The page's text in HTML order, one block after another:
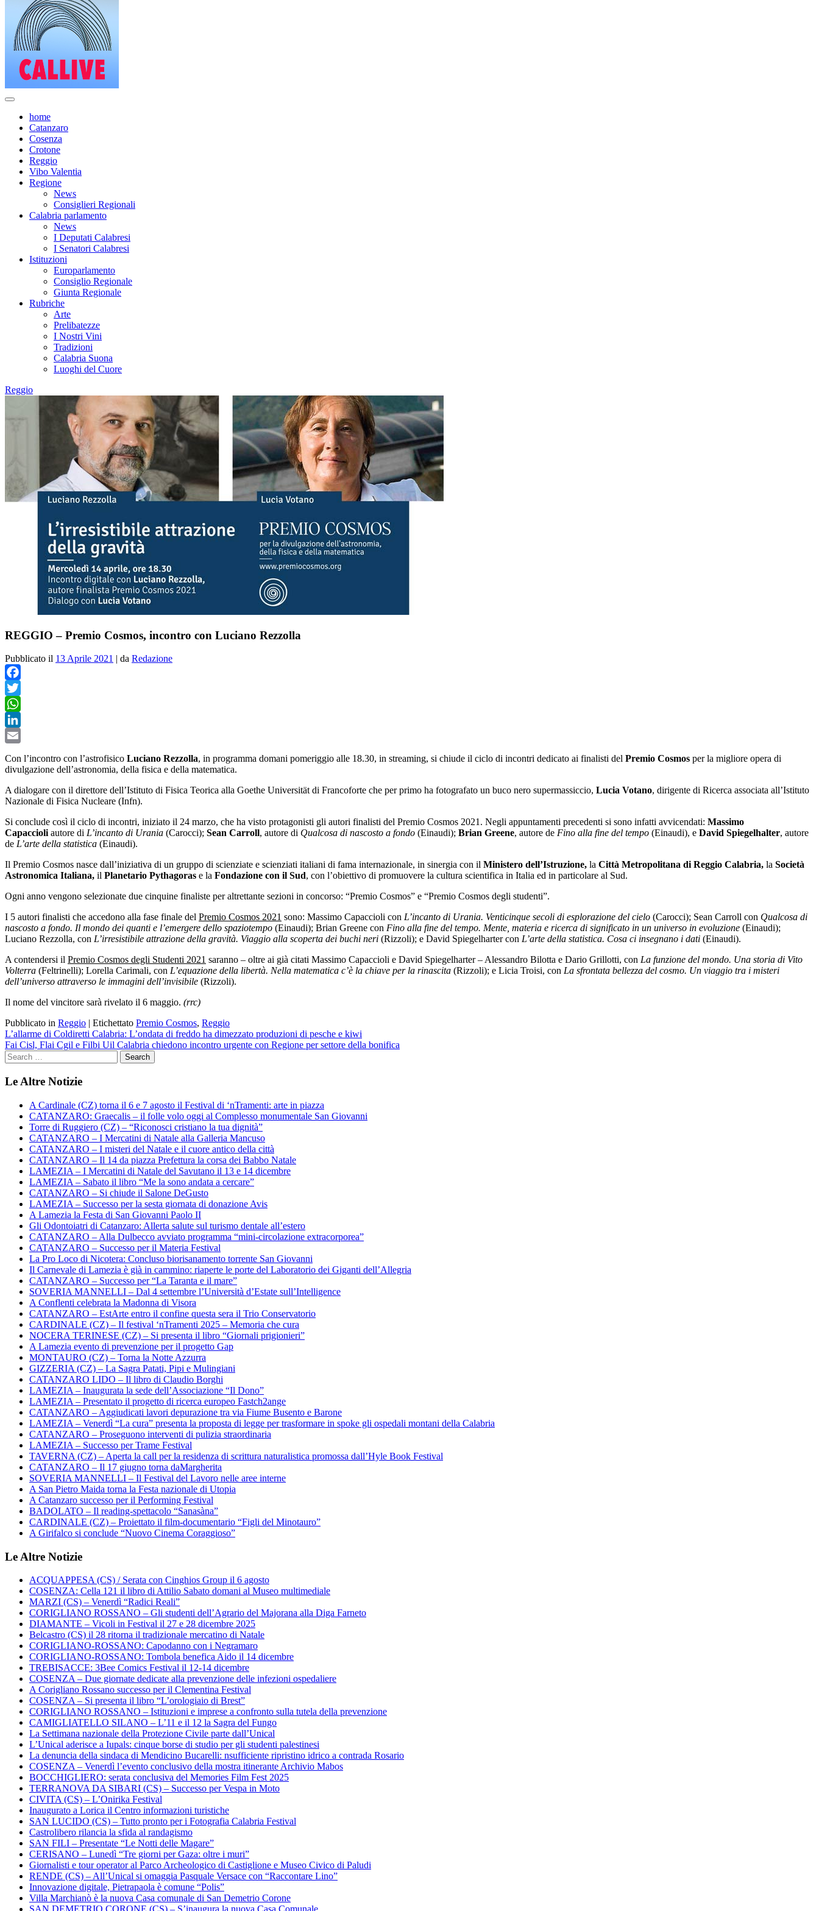
home
Catanzaro
Cosenza
Crotone
Reggio
Vibo Valentia
Regione
News
Consiglieri Regionali
Calabria parlamento
News
I Deputati Calabresi
I Senatori Calabresi
Istituzioni
Europarlamento
Consiglio Regionale
Giunta Regionale
Rubriche
Arte
Prelibatezze
I Nostri Vini
Tradizioni
Calabria Suona
Luoghi del Cuore
Reggio
REGGIO – Premio Cosmos, incontro con Luciano Rezzolla
Pubblicato il 13 Aprile 2021 | da Redazione
Facebook
Twitter
WhatsApp
LinkedIn
Con l’incontro con l’astrofisico Luciano Rezzolla, in programma domani pomeriggio alle 18.30, in streaming, si chiude il ciclo di incontri dedicato ai finalisti del Premio Cosmos per la migliore opera di
divulgazione dell’astronomia, della fisica e della matematica.
A dialogare con il direttore dell’Istituto di Fisica Teorica alla Goethe Universität di Francoforte che per primo ha fotografato un buco nero supermassiccio, Lucia Votano, dirigente di Ricerca associata all’Istituto
Nazionale di Fisica Nucleare (Infn).
Si conclude così il ciclo di incontri, iniziato il 24 marzo, che ha visto protagonisti gli autori finalisti del Premio Cosmos 2021. Negli appuntamenti precedenti si sono infatti avvicendati: Massimo
Capaccioliautore di L’incanto di Urania (Carocci); Sean Carroll, autore di Qualcosa di nascosto a fondo (Einaudi); Brian Greene, autore de Fino alla fine del tempo (Einaudi), e David Spiegelhalter, autore
de L’arte della statistica (Einaudi).
Il Premio Cosmos nasce dall’iniziativa di un gruppo di scienziate e scienziati italiani di fama internazionale, in sinergia con il Ministero dell’Istruzione, la Città Metropolitana di Reggio Calabria, la Società
Astronomica Italiana, il Planetario Pythagoras e la Fondazione con il Sud, con l’obiettivo di promuovere la cultura scientifica in Italia ed in particolare al Sud.
Ogni anno vengono selezionate due cinquine finaliste per altrettante sezioni in concorso: “Premio Cosmos” e “Premio Cosmos degli studenti”.
I 5 autori finalisti che accedono alla fase finale del Premio Cosmos 2021 sono: Massimo Capaccioli con L’incanto di Urania. Venticinque secoli di esplorazione del cielo (Carocci); Sean Carroll con Qualcosa di
nascosto a fondo. Il mondo dei quanti e l’emergere dello spaziotempo (Einaudi); Brian Greene con Fino alla fine del tempo. Mente, materia e ricerca di significato in un universo in evoluzione (Einaudi);
Luciano Rezzolla, con L’irresistibile attrazione della gravità. Viaggio alla scoperta dei buchi neri (Rizzoli); e David Spiegelharter con L’arte della statistica. Cosa ci insegnano i dati (Einaudi).
A contendersi il Premio Cosmos degli Studenti 2021 saranno – oltre ai già citati Massimo Capaccioli e David Spiegelharter – Alessandro Bilotta e Dario Grillotti, con La funzione del mondo. Una storia di Vito
Volterra (Feltrinelli); Lorella Carimali, con L’equazione della libertà. Nella matematica c’è la chiave per la rinascita (Rizzoli); e Licia Troisi, con La sfrontata bellezza del cosmo. Un viaggio tra i misteri
dell’universo attraverso le immagini dell’invisibile (Rizzoli).
Il nome del vincitore sarà rivelato il 6 maggio. (rrc)
Pubblicato in Reggio | Etichettato Premio Cosmos, Reggio
Navigazione
articoli
L’allarme di Coldiretti Calabria: L’ondata di freddo ha dimezzato produzioni di pesche e kiwi
Fai Cisl, Flai Cgil e Filbi Uil Calabria chiedono incontro urgente con Regione per settore della bonifica
Le Altre Notizie
A Cardinale (CZ) torna il 6 e 7 agosto il Festival di ‘nTramenti: arte in piazza
CATANZARO: Graecalis – il folle volo oggi al Complesso monumentale San Giovanni
Torre di Ruggiero (CZ) – “Riconosci cristiano la tua dignità”
CATANZARO – I Mercatini di Natale alla Galleria Mancuso
CATANZARO – I misteri del Natale e il cuore antico della città
CATANZARO – Il 14 da piazza Prefettura la corsa dei Babbo Natale
LAMEZIA – I Mercatini di Natale del Savutano il 13 e 14 dicembre
LAMEZIA – Sabato il libro “Me la sono andata a cercare”
CATANZARO – Si chiude il Salone DeGusto
LAMEZIA – Successo per la sesta giornata di donazione Avis
A Lamezia la Festa di San Giovanni Paolo II
Gli Odontoiatri di Catanzaro: Allerta salute sul turismo dentale all’estero
CATANZARO – Alla Dulbecco avviato programma “mini-circolazione extracorporea”
CATANZARO – Successo per il Materia Festival
La Pro Loco di Nicotera: Concluso biorisanamento torrente San Giovanni
Il Carnevale di Lamezia è già in cammino: riaperte le porte del Laboratorio dei Giganti dell’Allegria
CATANZARO – Successo per “La Taranta e il mare”
SOVERIA MANNELLI – Dal 4 settembre l’Università d’Estate sull’Intelligence
A Conflenti celebrata la Madonna di Visora
CATANZARO – EstArte entro il confine questa sera il Trio Conservatorio
CARDINALE (CZ) – Il festival ‘nTramenti 2025 – Memoria che cura
NOCERA TERINESE (CZ) – Si presenta il libro “Giornali prigionieri”
A Lamezia evento di prevenzione per il progetto Gap
MONTAURO (CZ) – Torna la Notte Azzurra
GIZZERIA (CZ) – La Sagra Patati, Pipi e Mulingiani
CATANZARO LIDO – Il libro di Claudio Borghi
LAMEZIA – Inaugurata la sede dell’Associazione “Il Dono”
LAMEZIA – Presentato il progetto di ricerca europeo Fastch2ange
CATANZARO – Aggiudicati lavori depurazione tra via Fiume Busento e Barone
LAMEZIA – Venerdì “La cura” presenta la proposta di legge per trasformare in spoke gli ospedali montani della Calabria
CATANZARO – Proseguono interventi di pulizia straordinaria
LAMEZIA – Successo per Trame Festival
TAVERNA (CZ) – Aperta la call per la residenza di scrittura naturalistica promossa dall’Hyle Book Festival
CATANZARO – Il 17 giugno torna daMargherita
SOVERIA MANNELLI – Il Festival del Lavoro nelle aree interne
A San Pietro Maida torna la Festa nazionale di Utopia
A Catanzaro successo per il Performing Festival
BADOLATO – Il reading-spettacolo “Sanasàna”
CARDINALE (CZ) – Proiettato il film-documentario “Figli del Minotauro”
A Girifalco si conclude “Nuovo Cinema Coraggioso”
Le Altre Notizie
ACQUAPPESA (CS) / Serata con Cinghios Group il 6 agosto
COSENZA: Cella 121 il libro di Attilio Sabato domani al Museo multimediale
MARZI (CS) – Venerdì “Radici Reali”
CORIGLIANO ROSSANO – Gli studenti dell’Agrario del Majorana alla Diga Farneto
DIAMANTE – Vicoli in Festival il 27 e 28 dicembre 2025
Belcastro (CS) il 28 ritorna il tradizionale mercatino di Natale
CORIGLIANO-ROSSANO: Capodanno con i Negramaro
CORIGLIANO-ROSSANO: Tombola benefica Aido il 14 dicembre
TREBISACCE: 3Bee Comics Festival il 12-14 dicembre
COSENZA – Due giornate dedicate alla prevenzione delle infezioni ospedaliere
A Corigliano Rossano successo per il Clementina Festival
COSENZA – Si presenta il libro “L’orologiaio di Brest”
CORIGLIANO ROSSANO – Istituzioni e imprese a confronto sulla tutela della prevenzione
CAMIGLIATELLO SILANO – L’11 e il 12 la Sagra del Fungo
La Settimana nazionale della Protezione Civile parte dall’Unical
L’Unical aderisce a Iupals: cinque borse di studio per gli studenti palestinesi
La denuncia della sindaca di Mendicino Bucarelli: nsufficiente ripristino idrico a contrada Rosario
COSENZA – Venerdì l’evento conclusivo della mostra itinerante Archivio Mabos
BOCCHIGLIERO: serata conclusiva del Memories Film Fest 2025
TERRANOVA DA SIBARI (CS) – Successo per Vespa in Moto
CIVITA (CS) – L’Onirika Festival
Inaugurato a Lorica il Centro informazioni turistiche
SAN LUCIDO (CS) – Tutto pronto per i Fotografia Calabria Festival
Castrolibero rilancia la sfida al randagismo
SAN FILI – Presentate “Le Notti delle Magare”
CERISANO – Lunedì “Tre giorni per Gaza: oltre i muri”
Giornalisti e tour operator al Parco Archeologico di Castiglione e Museo Civico di Paludi
RENDE (CS) – All’Unical si omaggia Pasquale Versace con “Raccontare Lino”
Innovazione digitale, Pietrapaola è comune “Polis”
Villa Marchianò è la nuova Casa comunale di San Demetrio Corone